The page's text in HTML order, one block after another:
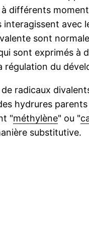
différents
interagissent avec
sont
sont exprimés à
régulation du
radicaux
hydrures parents
"méthylène" ou "
substitutive.